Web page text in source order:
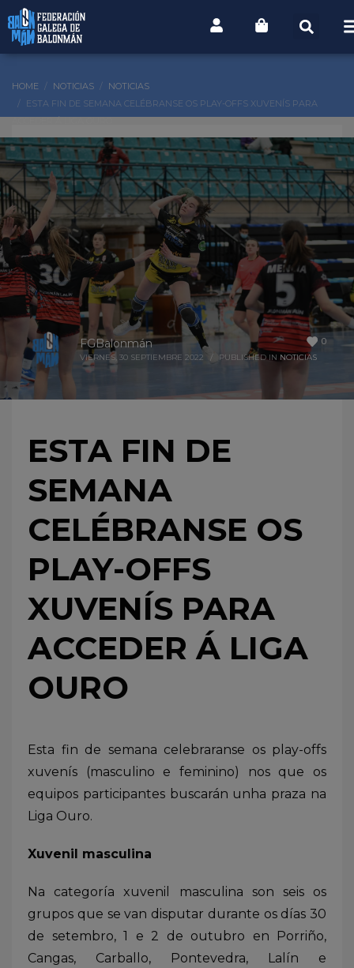
HOME NOTICIAS
NOTICIAS
ESTA FIN DE SEMANA CELÉBRANSE OS PLAY-OFFS XUVENÍS PARA
0
FGBalonmán
VIERNES, 30 SEPTIEMBRE 2022 / PUBLISHED IN NOTICIAS
ESTA FIN DE
SEMANA
CELÉBRANSE OS
PLAY-OFFS
XUVENÍS PARA
ACCEDER Á LIGA
OURO
Esta fin de semana celebraranse os play-offs
xuvenís (masculino e feminino) nos que os
equipos participantes buscarán unha praza na
Liga Ouro.
Xuvenil masculina
Na categoría xuvenil masculina son seis os
grupos que se van disputar durante os días 30
de setembro, 1 e 2 de outubro en Porriño,
Cangas, Carballo, Pontevedra, Lalín e